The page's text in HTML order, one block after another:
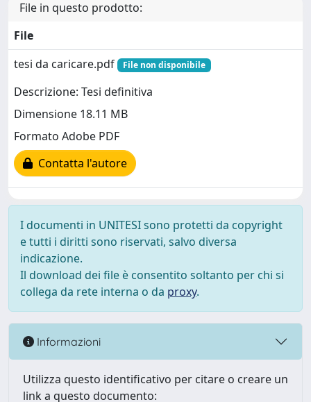
File in questo prodotto:
File
tesi da caricare.pdf
File non disponibile
Descrizione: Tesi definitiva
Dimensione 18.11 MB
Formato Adobe PDF
Contatta l'autore
I documenti in UNITESI sono protetti da copyright
e tutti i diritti sono riservati, salvo diversa
indicazione.
Il download dei file è consentito soltanto per chi si
collega da rete interna o da proxy.
Informazioni
Utilizza questo identificativo per citare o creare un
link a questo documento: